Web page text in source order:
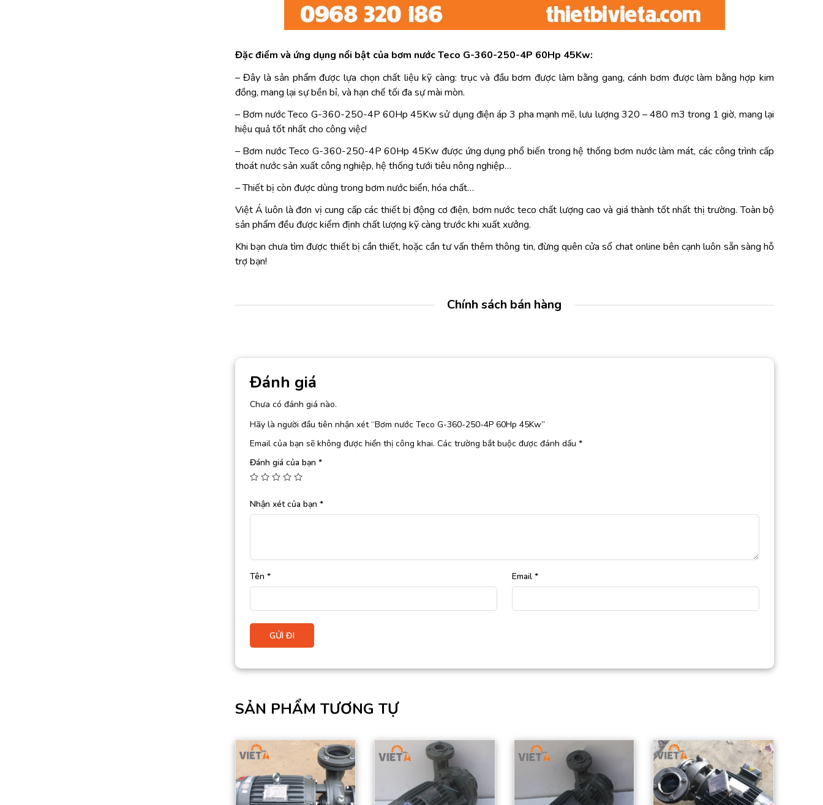
Đặc điểm và ứng dụng nổi bật của bơm nước Teco G-360-250-4P 60Hp 45Kw:
– Đây là sản phẩm được lựa chọn chất liệu kỹ càng: trục và đầu bơm được làm bằng gang, cánh bơm được làm bằng hợp kim
đồng, mang lại sự bền bỉ, và hạn chế tối đa sự mài mòn.
– Bơm nước Teco G-360-250-4P 60Hp 45Kw sử dụng điện áp 3 pha mạnh mẽ, lưu lượng 320 – 480 m3 trong 1 giờ, mang lại
hiệu quả tốt nhất cho công việc!
– Bơm nước Teco G-360-250-4P 60Hp 45Kw được ứng dụng phổ biến trong hệ thống bơm nước làm mát, các công trình cấp
thoát nước sản xuất công nghiệp, hệ thống tưới tiêu nông nghiệp…
– Thiết bị còn được dùng trong bơm nước biển, hóa chất…
Việt Á luôn là đơn vị cung cấp các thiết bị động cơ điện, bơm nước teco chất lượng cao và giá thành tốt nhất thị trường. Toàn bộ
sản phẩm đều được kiểm định chất lượng kỹ càng trước khi xuất xưởng.
Khi bạn chưa tìm được thiết bị cần thiết, hoặc cần tư vấn thêm thông tin, đừng quên cửa sổ chat online bên cạnh luôn sẵn sàng hỗ
trợ bạn!
Chính sách bán hàng
Đánh giá
Chưa có đánh giá nào.
Hãy là người đầu tiên nhận xét “Bơm nước Teco G-360-250-4P 60Hp 45Kw”
Email của bạn sẽ không được hiển thị công khai. Các trường bắt buộc được đánh dấu *
Đánh giá của bạn *
Nhận xét của bạn *
Tên * Email *
SẢN PHẨM TƯƠNG TỰ
Công suất: 3.7kw =
5Hp
Điện áp: 3 pha 380V
– Tốc độ: 4P-1450
Công suất: 37kw =
50Hp
Điện áp: 3 pha 380V
– Tốc độ: 4P-1450
Công suất: 18.5kw =
Điện áp: 3 pha 380V
– Tốc độ: 4P-1450
Công suất: 15kw =
20Hp
Điện áp: 3 pha 380V
– Tốc độ: 4P-1450